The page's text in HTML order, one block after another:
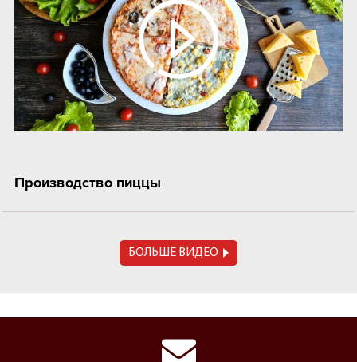
Производство пиццы
БОЛЬШЕ ВИДЕО